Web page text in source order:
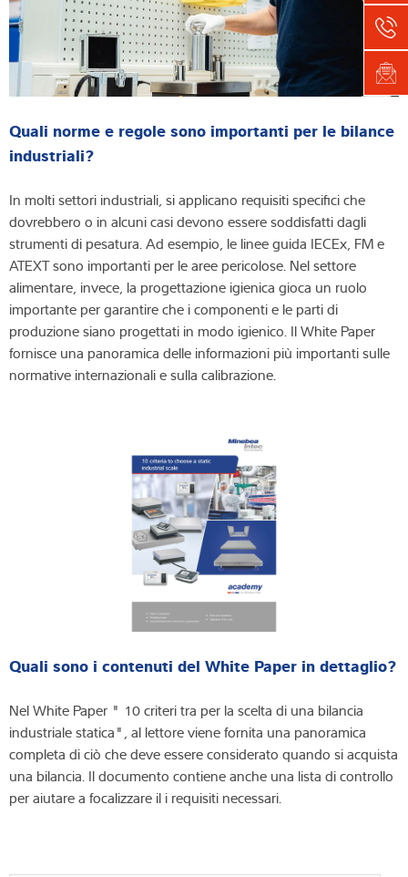
Quali norme e regole sono importanti per le bilance
industriali?
In molti settori industriali, si applicano requisiti specifici che
dovrebbero o in alcuni casi devono essere soddisfatti dagli
strumenti di pesatura. Ad esempio, le linee guida IECEx, FM e
ATEXT sono importanti per le aree pericolose. Nel settore
alimentare, invece, la progettazione igienica gioca un ruolo
importante per garantire che i componenti e le parti di
produzione siano progettati in modo igienico. Il White Paper
fornisce una panoramica delle informazioni più importanti sulle
normative internazionali e sulla calibrazione.
Quali sono i contenuti del White Paper in dettaglio?
Nel White Paper " 10 criteri tra per la scelta di una bilancia
industriale statica", al lettore viene fornita una panoramica
completa di ciò che deve essere considerato quando si acquista
una bilancia. Il documento contiene anche una lista di controllo
per aiutare a focalizzare il i requisiti necessari.